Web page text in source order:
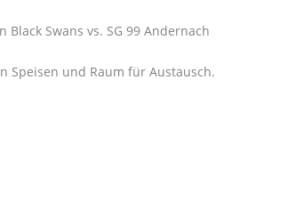
Black Swans vs. SG 99 Andernach
Speisen und Raum für Austausch.